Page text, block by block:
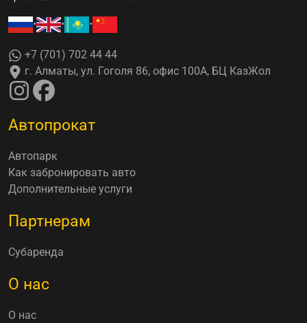
• • •
+7 (701) 702 44 44
г. Алматы, ул. Гоголя 86, офис 100А, БЦ КазЖол
Автопрокат
Автопарк
Как забронировать авто
Дополнительные услуги
Партнерам
Субаренда
О нас
О нас